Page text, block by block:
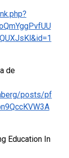
de
posts/pf
Education In